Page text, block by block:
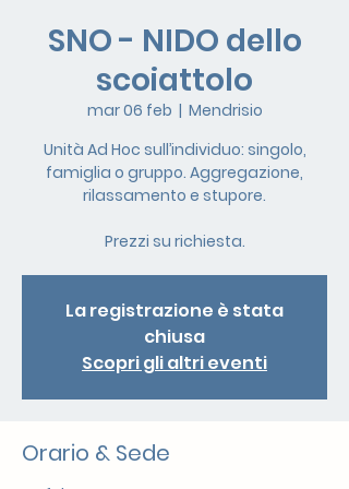
SNO - NIDO dello
scoiattolo
mar 06 feb
  |
Mendrisio
Unità Ad Hoc sull’individuo: singolo,
famiglia o gruppo. Aggregazione,
rilassamento e stupore.
Prezzi su richiesta.
La registrazione è stata
chiusa
Scopri gli altri eventi
Orario & Sede